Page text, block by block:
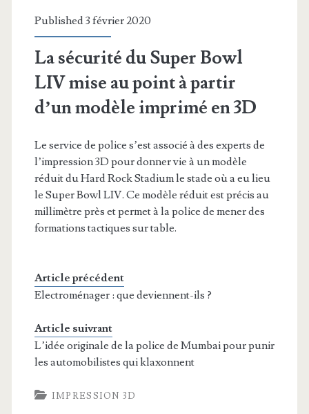
Published 3 février 2020
La sécurité du Super Bowl
LIV mise au point à partir
d’un modèle imprimé en 3D
Le service de police s’est associé à des experts de
l’impression 3D pour donner vie à un modèle
réduit du Hard Rock Stadium le stade où a eu lieu
le Super Bowl LIV. Ce modèle réduit est précis au
millimètre près et permet à la police de mener des
formations tactiques sur table.
Article précédent
Electroménager : que deviennent-ils ?
Article suivrant
L’idée originale de la police de Mumbai pour punir
les automobilistes qui klaxonnent
IMPRESSION 3D